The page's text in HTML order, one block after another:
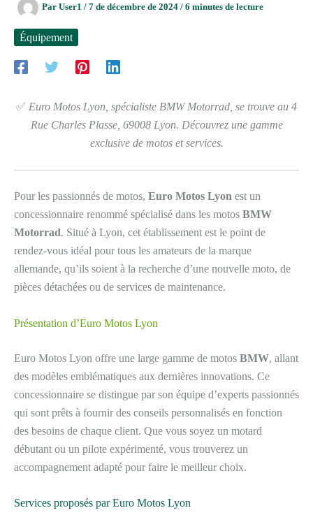
Par User1 / 7 de décembre de 2024 / 6 minutes de lecture
Équipement
✅ Euro Motos Lyon, spécialiste BMW Motorrad, se trouve au 4
Rue Charles Plasse, 69008 Lyon. Découvrez une gamme
exclusive de motos et services.
Pour les passionnés de motos, Euro Motos Lyon est un
concessionnaire renommé spécialisé dans les motos BMW
Motorrad. Situé à Lyon, cet établissement est le point de
rendez-vous idéal pour tous les amateurs de la marque
allemande, qu’ils soient à la recherche d’une nouvelle moto, de
pièces détachées ou de services de maintenance.
Présentation d’Euro Motos Lyon
Euro Motos Lyon offre une large gamme de motos BMW, allant
des modèles emblématiques aux dernières innovations. Ce
concessionnaire se distingue par son équipe d’experts passionnés
qui sont prêts à fournir des conseils personnalisés en fonction
des besoins de chaque client. Que vous soyez un motard
débutant ou un pilote expérimenté, vous trouverez un
accompagnement adapté pour faire le meilleur choix.
Services proposés par Euro Motos Lyon